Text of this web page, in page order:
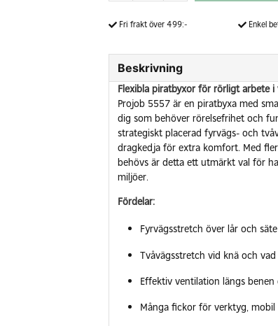
Fri frakt över 499:- Enkel
Beskrivning
Flexibla piratbyxor för rörligt arbete i
Projob 5557 är en piratbyxa med
dig som behöver rörelsefrihet och
strategiskt placerad fyrvägs- och
dragkedja för extra komfort. Med
behövs är detta ett utmärkt val för
miljöer.
Fördelar:
Fyrvägsstretch över lår och
Tvåvägsstretch vid knä och
Effektiv ventilation längs
Många fickor för verktyg,